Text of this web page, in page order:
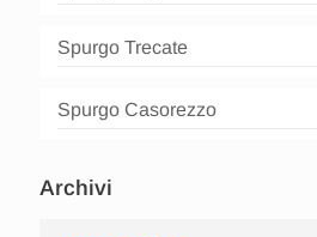
Spurgo Trecate
Spurgo Casorezzo
Archivi